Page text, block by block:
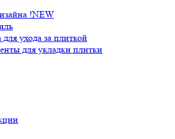
!NEW
для ухода за плиткой
для укладки плитки